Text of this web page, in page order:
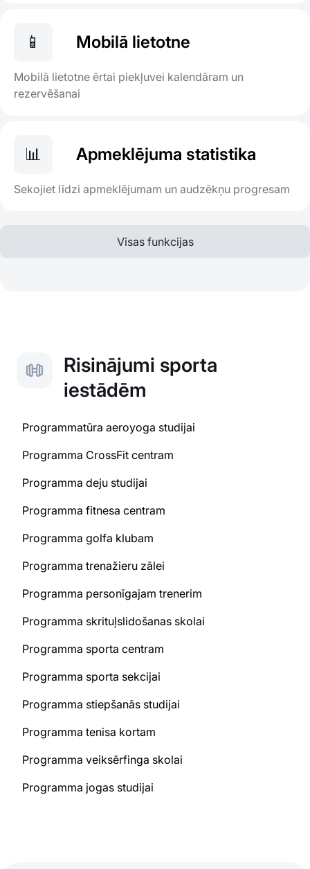
📱 Mobilā lietotne
Mobilā lietotne ērtai piekļuvei kalendāram un
rezervēšanai
📊 Apmeklējuma statistika
Sekojiet līdzi apmeklējumam un audzēkņu progresam
Visas funkcijas
Risinājumi sporta
iestādēm
Programmatūra aeroyoga studijai
Programma CrossFit centram
Programma deju studijai
Programma fitnesa centram
Programma golfa klubam
Programma trenažieru zālei
Programma personīgajam trenerim
Programma skrituļslidošanas skolai
Programma sporta centram
Programma sporta sekcijai
Programma stiepšanās studijai
Programma tenisa kortam
Programma veiksērfinga skolai
Programma jogas studijai